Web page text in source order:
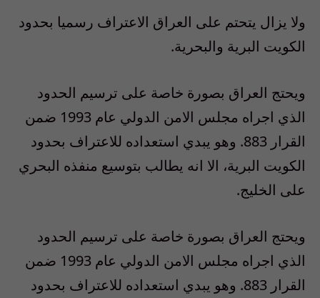
ولا يزال يتحتم على العراق الاعتراف رسميا بحدود
الكويت البرية والبحرية.
ويحتج العراق بصورة خاصة على ترسيم الحدود
الذي اجراه مجلس الامن الدولي عام 1993 ضمن
القرار 883. وهو يبدي استعداده للاعتراف بحدود
الكويت البرية، الا انه يطالب بتوسيع منفذه البحري
على الخليج.
ويحتج العراق بصورة خاصة على ترسيم الحدود
الذي اجراه مجلس الامن الدولي عام 1993 ضمن
القرار 883. وهو يبدي استعداده للاعتراف بحدود